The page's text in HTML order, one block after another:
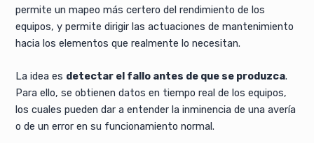
permite un mapeo más certero del rendimiento de los
equipos, y permite dirigir las actuaciones de mantenimiento
hacia los elementos que realmente lo necesitan.
La idea es detectar el fallo antes de que se produzca.
Para ello, se obtienen datos en tiempo real de los equipos,
los cuales pueden dar a entender la inminencia de una avería
o de un error en su funcionamiento normal.